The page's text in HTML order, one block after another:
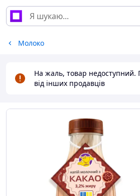
Молоко
На жаль, товар недоступний.
від інших продавців